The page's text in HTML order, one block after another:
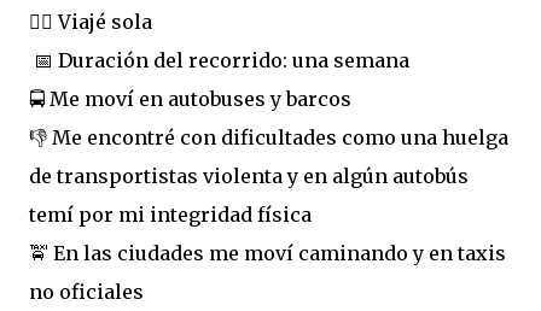
🚶‍♀️ Viajé sola
📅 Duración del recorrido: una semana
🚍 Me moví en autobuses y barcos
👎 Me encontré con dificultades como una huelga
de transportistas violenta y en algún autobús
temí por mi integridad física
🚖 En las ciudades me moví caminando y en taxis
no oficiales